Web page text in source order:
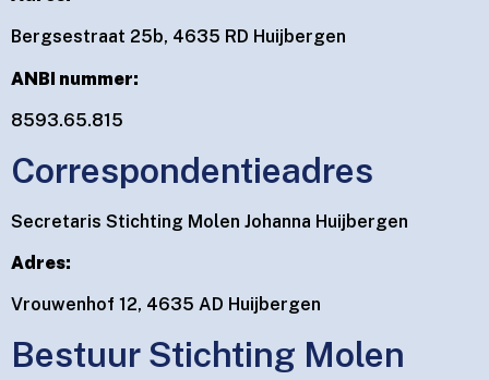
Bergsestraat 25b, 4635 RD Huijbergen
ANBI nummer:
8593.65.815
Correspondentieadres
Secretaris Stichting Molen Johanna Huijbergen
Adres:
Vrouwenhof 12, 4635 AD Huijbergen
Bestuur Stichting Molen